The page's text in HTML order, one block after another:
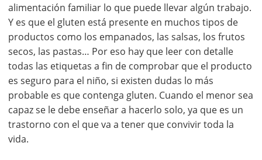
alimentación familiar lo que puede llevar algún trabajo.
Y es que el gluten está presente en muchos tipos de
productos como los empanados, las salsas, los frutos
secos, las pastas… Por eso hay que leer con detalle
todas las etiquetas a fin de comprobar que el producto
es seguro para el niño, si existen dudas lo más
probable es que contenga gluten. Cuando el menor sea
capaz se le debe enseñar a hacerlo solo, ya que es un
trastorno con el que va a tener que convivir toda la
vida.